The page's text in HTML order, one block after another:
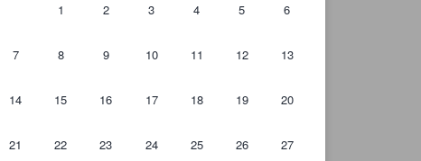
1 2 3 4 5 6
7 8 9 10 11 12 13
14 15 16 17 18 19 20
21 22 23 24 25 26 27